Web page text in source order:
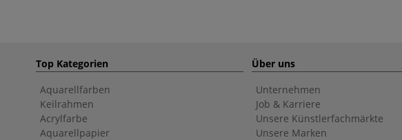
Top Kategorien
Aquarellfarben
Keilrahmen
Acrylfarbe
Aquarellpapier
Über uns
Unternehmen
Job & Karriere
Unsere Künstlerfachmärkte
Unsere Marken